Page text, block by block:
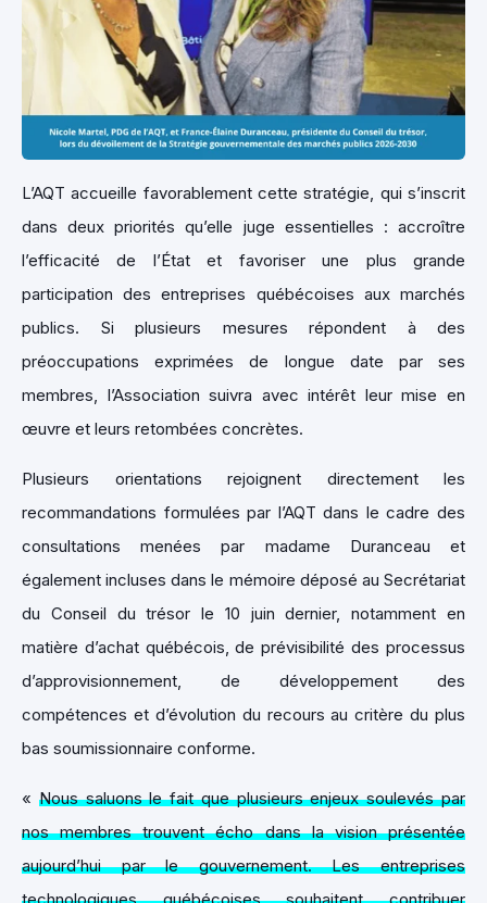
L’AQT accueille favorablement cette stratégie, qui s’inscrit
dans deux priorités qu’elle juge essentielles : accroître
l’efficacité de l’État et favoriser une plus grande
participation des entreprises québécoises aux marchés
publics. Si plusieurs mesures répondent à des
préoccupations exprimées de longue date par ses
membres, l’Association suivra avec intérêt leur mise en
œuvre et leurs retombées concrètes.
Plusieurs orientations rejoignent directement les
recommandations formulées par l’AQT dans le cadre des
consultations menées par madame Duranceau et
également incluses dans le mémoire déposé au Secrétariat
du Conseil du trésor le 10 juin dernier, notamment en
matière d’achat québécois, de prévisibilité des processus
d’approvisionnement, de développement des
compétences et d’évolution du recours au critère du plus
bas soumissionnaire conforme.
« Nous saluons le fait que plusieurs enjeux soulevés par
nos membres trouvent écho dans la vision présentée
aujourd’hui par le gouvernement. Les entreprises